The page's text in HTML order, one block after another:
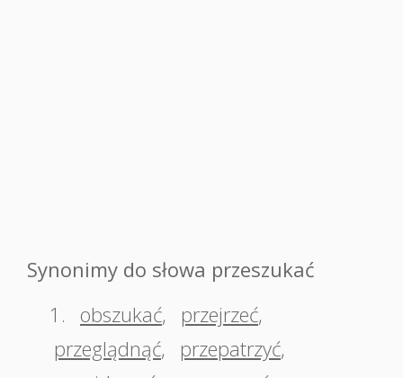
Synonimy do słowa przeszukać
1.
obszukać, przejrzeć,
przeglądnąć, przepatrzyć,